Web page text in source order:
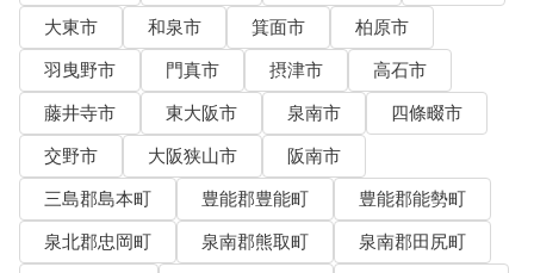
大東市
和泉市 箕面市
柏原市
羽曳野市
門真市 摂津市
高石市
藤井寺市
東大阪市 泉南市
四條畷市
交野市
大阪狭山市
阪南市
三島郡島本町
豊能郡豊能町
豊能郡能勢町
泉北郡忠岡町
泉南郡熊取町
泉南郡田尻町